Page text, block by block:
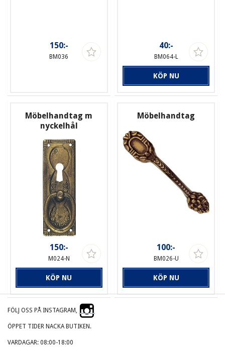
150:-
BM036
40:-
BM064-L
KÖP NU
Möbelhandtag m
nyckelhål
150:-
M024-N
KÖP NU
Möbelhandtag
100:-
BM026-U
KÖP NU
FÖLJ OSS PÅ INSTAGRAM,
ÖPPET TIDER NACKA BUTIKEN.
VARDAGAR: 08:00-18:00